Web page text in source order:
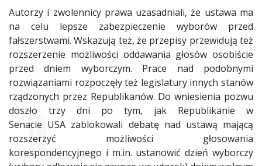
Autorzy i zwolennicy prawa uzasadniali, że ustawa ma
na celu lepsze zabezpieczenie wyborów przed
fałszerstwami. Wskazują też, że przepisy przewidują też
rozszerzenie możliwości oddawania głosów osobiście
przed dniem wyborczym. Prace nad podobnymi
rozwiązaniami rozpoczęły też legislatury innych stanów
rządzonych przez Republikanów. Do wniesienia pozwu
doszło trzy dni po tym, jak Republikanie w
Senacie USA zablokowali debatę nad ustawą mającą
rozszerzyć możliwości głosowania
korespondencyjnego i m.in. ustanowić dzień wyborczy